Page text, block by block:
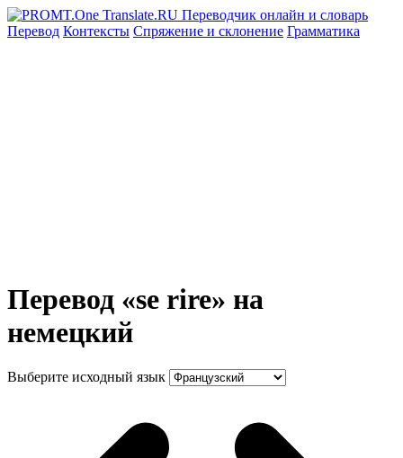
Перевод Контексты Спряжение и склонение Грамматика
Перевод «se rire» на
немецкий
Выберите исходный язык